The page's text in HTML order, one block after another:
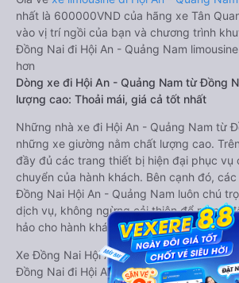
nhất là 600000VND của hãng xe Tân
vào vị trí ngồi của bạn và chương trình
Đồng Nai đi Hội An - Quảng Nam
hơn
Dòng xe đi Hội An - Quảng Nam từ Đồng
lượng cao: Thoải mái, giá cả tốt nhất
Những nhà xe đi Hội An - Quảng Nam từ
những xe giường nằm chất lượng cao.
đầy đủ các trang thiết bị hiện đại phục vụ
chuyển của hành khách. Bên cạnh đó,
Đồng Nai Hội An - Quảng Nam luôn chú
dịch vụ, không ngừng cải thiện để mang
hảo cho hành khách.
Xe Đồng Nai Hội An - Quảng Nam giường
Đồng Nai đi Hội An - Quảng Nam giường